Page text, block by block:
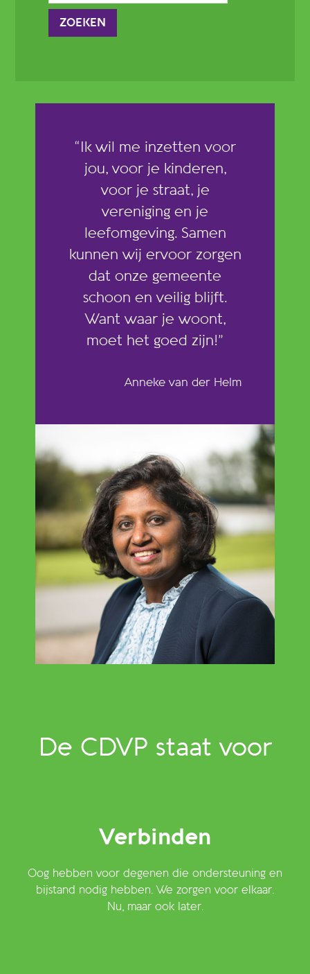
“Ik wil me inzetten voor
jou, voor je kinderen,
voor je straat, je
vereniging en je
leefomgeving. Samen
kunnen wij ervoor zorgen
dat onze gemeente
schoon en veilig blijft.
Want waar je woont,
moet het goed zijn!”
Anneke van der Helm
De CDVP staat voor
Verbinden
Oog hebben voor degenen die ondersteuning en
bijstand nodig hebben. We zorgen voor elkaar.
Nu, maar ook later.